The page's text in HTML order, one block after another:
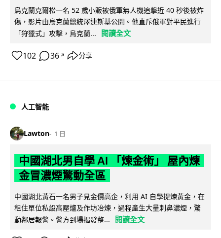
烏克蘭克爾松一名 52 歲小販被俄軍無人機追擊近 40 秒後被炸
傷，影片由烏克蘭總統澤連斯基公開。他直斥俄軍對平民進行
「狩獵式」攻擊，烏克蘭...
閱讀全文
102 36 ↗ 分享
人工智能
Lawton 1 日
中國湖北男自學 AI 「煉金術」 屋內煉
金冒濃煙驚動全區
中國湖北黃石一名男子見金價高企，利用 AI 自學提煉黃金，在
租住單位私設高壓爐及作坊冶煉，過程產生大量刺鼻濃煙，驚
動鄰居報警。警方到場揭發整...
閱讀全文